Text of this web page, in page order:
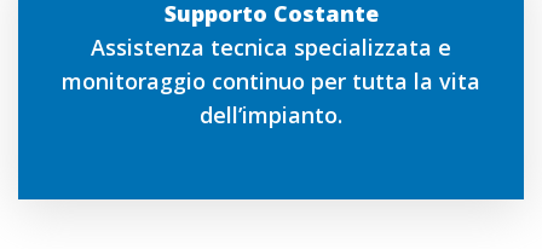
Supporto Costante
Assistenza tecnica specializzata e
monitoraggio continuo per tutta la vita
dell’impianto.